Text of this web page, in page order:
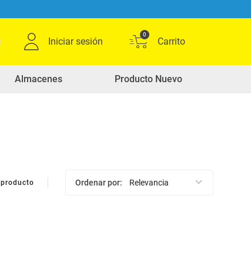
Iniciar sesión
0
Almacenes Producto Nuevo
producto Ordenar por Relevancia